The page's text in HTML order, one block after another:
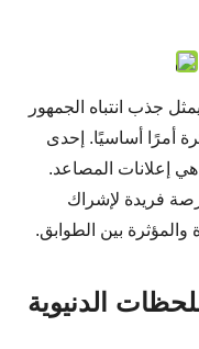
جذب انتباه الجمهور
أمرًا أساسيًا. إحدى
إعلانات المصاعد.
فريدة لإشراك
بين الطوابق.
الدنيوية